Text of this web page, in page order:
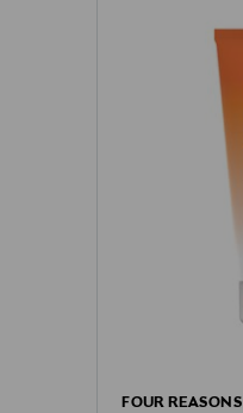
FOUR REASONS